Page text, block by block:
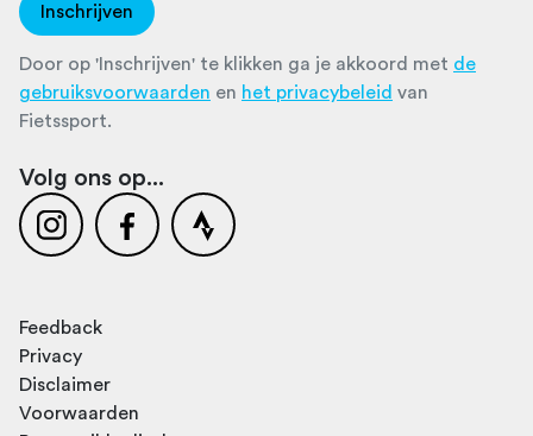
Inschrijven
Door op 'Inschrijven' te klikken ga je akkoord met de
gebruiksvoorwaarden en het privacybeleid van
Fietssport.
Volg ons op...
Feedback
Privacy
Disclaimer
Voorwaarden